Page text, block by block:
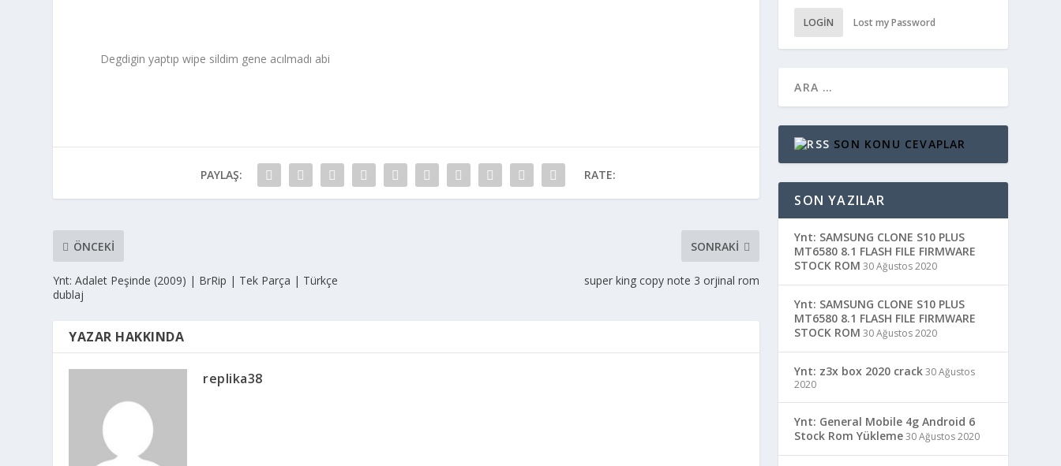
Degdigin yaptıp wipe sildim gene acılmadı abi
PAYLAŞ: RATE:
ÖNCEKI
Ynt: Adalet Peşinde (2009) | BrRip | Tek Parça | Türkçe
dublaj
SONRAKI
super king copy note 3 orjinal rom
YAZAR HAKKINDA
replika38
LOGIN Lost my Password
SON KONU CEVAPLAR
SON YAZILAR
Ynt: SAMSUNG CLONE S10 PLUS
MT6580 8.1 FLASH FILE FIRMWARE
STOCK ROM 30 Ağustos 2020
Ynt: SAMSUNG CLONE S10 PLUS
MT6580 8.1 FLASH FILE FIRMWARE
STOCK ROM 30 Ağustos 2020
Ynt: z3x box 2020 crack30 Ağustos
2020
Ynt: General Mobile 4g Android 6
Stock Rom Yükleme30 Ağustos 2020